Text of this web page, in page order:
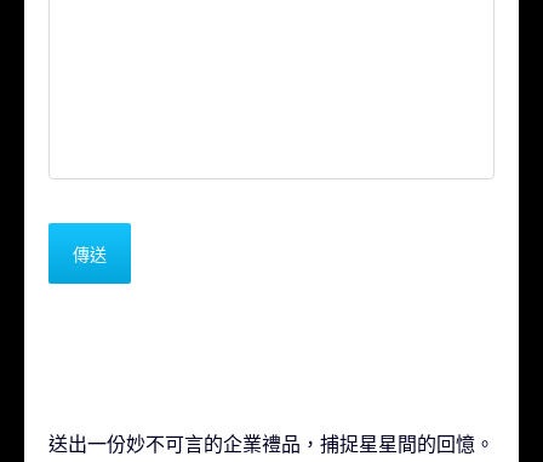
送出一份妙不可言的企業禮品，捕捉星星間的回憶。